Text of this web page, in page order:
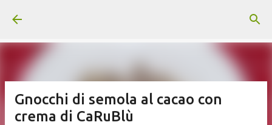
Gnocchi di semola al cacao con
crema di CaRuBlù